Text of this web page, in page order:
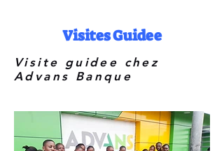
Visites Guidee
Visite guidee chez
Advans Banque